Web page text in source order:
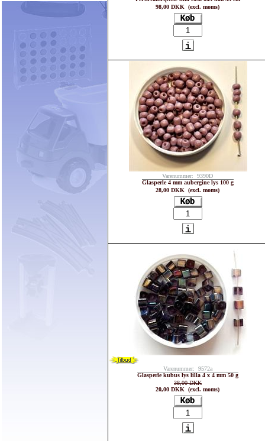
98,00 DKK (excl. moms)
Varenummer: 9390D
Glasperle 4 mm aubergine lys 100 g
28,00 DKK (excl. moms)
Varenummer: 9572a
Glasperle kubus lys lilla 4 x 4 mm 50 g
38,00 DKK
20,00 DKK (excl. moms)